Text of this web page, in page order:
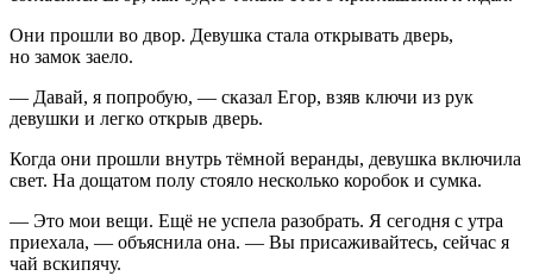
Они прошли во двор. Девушка стала открывать дверь,
но замок заело.
— Давай, я попробую, — сказал Егор, взяв ключи из рук
девушки и легко открыв дверь.
Когда они прошли внутрь тёмной веранды, девушка включила
свет. На дощатом полу стояло несколько коробок и сумка.
— Это мои вещи. Ещё не успела разобрать. Я сегодня с утра
приехала, — объяснила она. — Вы присаживайтесь, сейчас я
чай вскипячу.